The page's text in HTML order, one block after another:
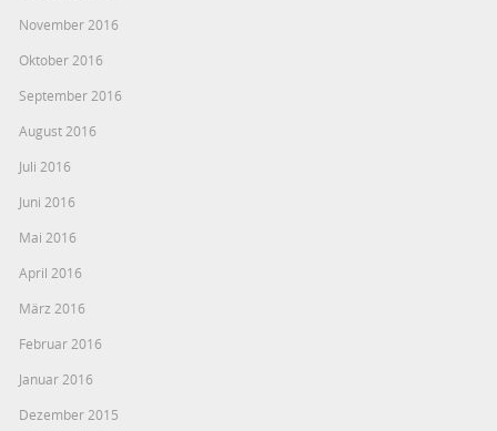
November 2016
Oktober 2016
September 2016
August 2016
Juli 2016
Juni 2016
Mai 2016
April 2016
März 2016
Februar 2016
Januar 2016
Dezember 2015